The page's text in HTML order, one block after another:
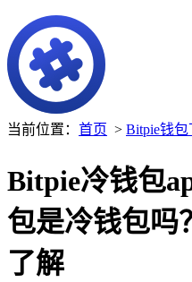
当前位置： 首页 > Bitpie钱包
Bitpie冷钱包
包是冷钱包吗
了解